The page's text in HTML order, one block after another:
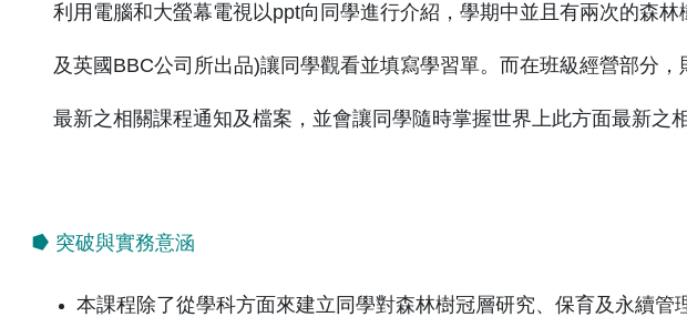
利用電腦和大螢幕電視以ppt向同學進行介紹，學期中並且有兩次的森
及英國BBC公司所出品)讓同學觀看並填寫學習單。而在班級經營部分
最新之相關課程通知及檔案，並會讓同學隨時掌握世界上此方面最新之相
⭓ 突破與實務意涵
本課程除了從學科方面來建立同學對森林樹冠層研究、保育及永續管